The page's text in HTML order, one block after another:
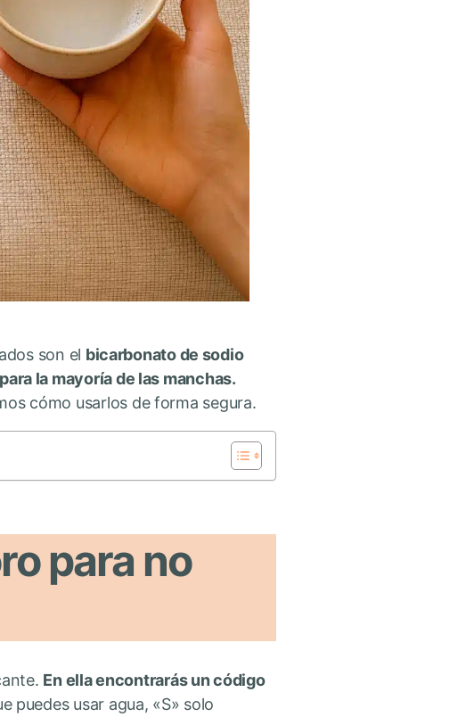
son el bicarbonato de sodio
la mayoría de las manchas.
cómo usarlos de forma segura.
para no
En ella encontrarás un código
puedes usar agua, «S» solo